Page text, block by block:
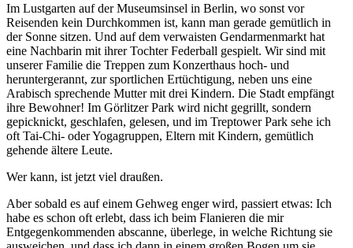
Im Lustgarten auf der Museumsinsel in Berlin, wo sonst vor
Reisenden kein Durchkommen ist, kann man gerade gemütlich in
der Sonne sitzen. Und auf dem verwaisten Gendarmenmarkt hat
eine Nachbarin mit ihrer Tochter Federball gespielt. Wir sind mit
unserer Familie die Treppen zum Konzerthaus hoch- und
heruntergerannt, zur sportlichen Ertüchtigung, neben uns eine
Arabisch sprechende Mutter mit drei Kindern. Die Stadt empfängt
ihre Bewohner! Im Görlitzer Park wird nicht gegrillt, sondern
gepicknickt, geschlafen, gelesen, und im Treptower Park sehe ich
oft Tai-Chi- oder Yogagruppen, Eltern mit Kindern, gemütlich
gehende ältere Leute.
Wer kann, ist jetzt viel draußen.
Aber sobald es auf einem Gehweg enger wird, passiert etwas: Ich
habe es schon oft erlebt, dass ich beim Flanieren die mir
Entgegenkommenden abscanne, überlege, in welche Richtung sie